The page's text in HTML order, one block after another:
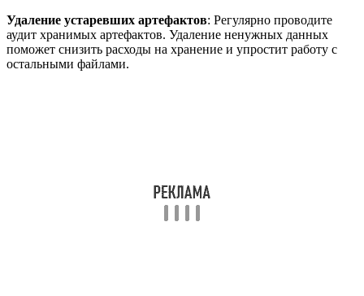
Удаление устаревших артефактов: Регулярно проводите
аудит хранимых артефактов. Удаление ненужных данных
поможет снизить расходы на хранение и упростит работу с
остальными файлами.